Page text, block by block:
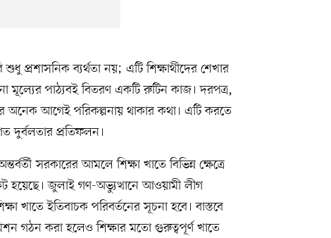
শুধু প্রশাসনিক ব্যর্থতা নয়; এটি শিক্ষার্থীদের শেখার
মূল্যের পাঠ্যবই বিতরণ একটি রুটিন কাজ। দরপত্র,
আগেই পরিকল্পনায় থাকার কথা। এটি করতে
দুর্বলতার প্রতিফলন।
সরকারের আমলে শিক্ষা খাতে বিভিন্ন ক্ষেত্রে
হয়েছে। জুলাই গণ-অভ্যুত্থানে আওয়ামী লীগ
খাতে ইতিবাচক পরিবর্তনের সূচনা হবে। বাস্তবে
গঠন করা হলেও শিক্ষার মতো গুরুত্বপূর্ণ খাতে